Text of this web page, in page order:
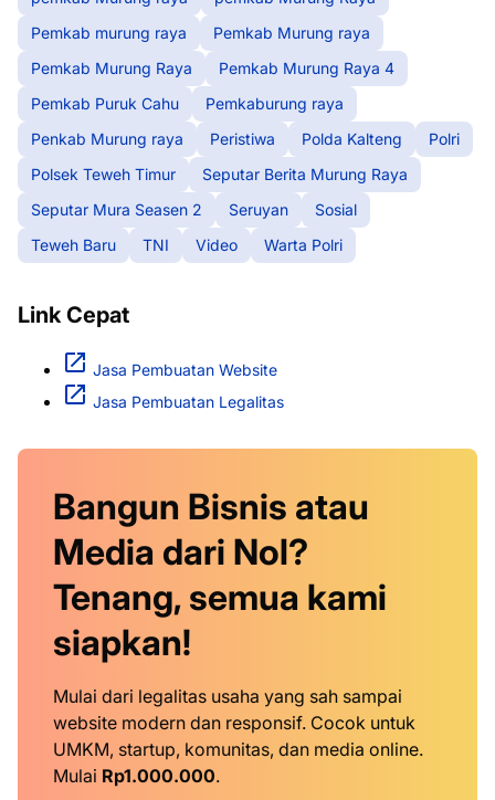
Pemkab murung raya
Pemkab Murung raya
Pemkab Murung Raya
Pemkab Murung Raya 4
Pemkab Puruk Cahu
Pemkaburung raya
Penkab Murung raya
Peristiwa Polda Kalteng
Polri
Polsek Teweh Timur
Seputar Berita Murung Raya
Seputar Mura Seasen 2
Seruyan
Sosial
Teweh Baru
TNI Video Warta Polri
Link Cepat
Jasa Pembuatan Website
Jasa Pembuatan Legalitas
Bangun Bisnis atau
Media dari Nol?
Tenang, semua kami
siapkan!
Mulai dari legalitas usaha yang sah sampai
website modern dan responsif. Cocok untuk
UMKM, startup, komunitas, dan media online.
Mulai Rp1.000.000.